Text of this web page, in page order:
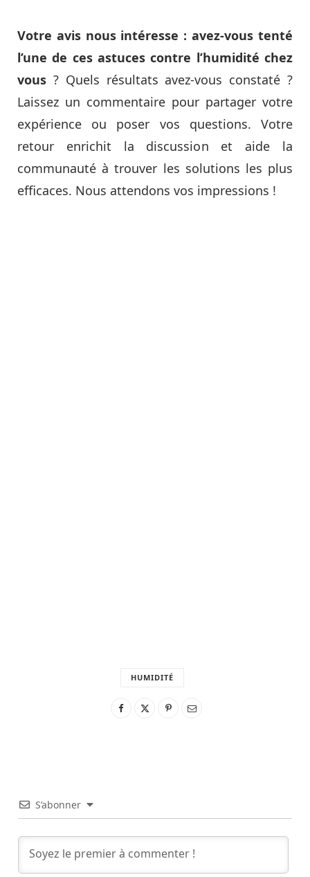
Votre avis nous intéresse : avez-vous tenté
l’une de ces astuces contre l’humidité chez
vous ? Quels résultats avez-vous constaté ?
Laissez un commentaire pour partager votre
expérience ou poser vos questions. Votre
retour enrichit la discussion et aide la
communauté à trouver les solutions les plus
efficaces. Nous attendons vos impressions !
HUMIDITÉ
S’abonner